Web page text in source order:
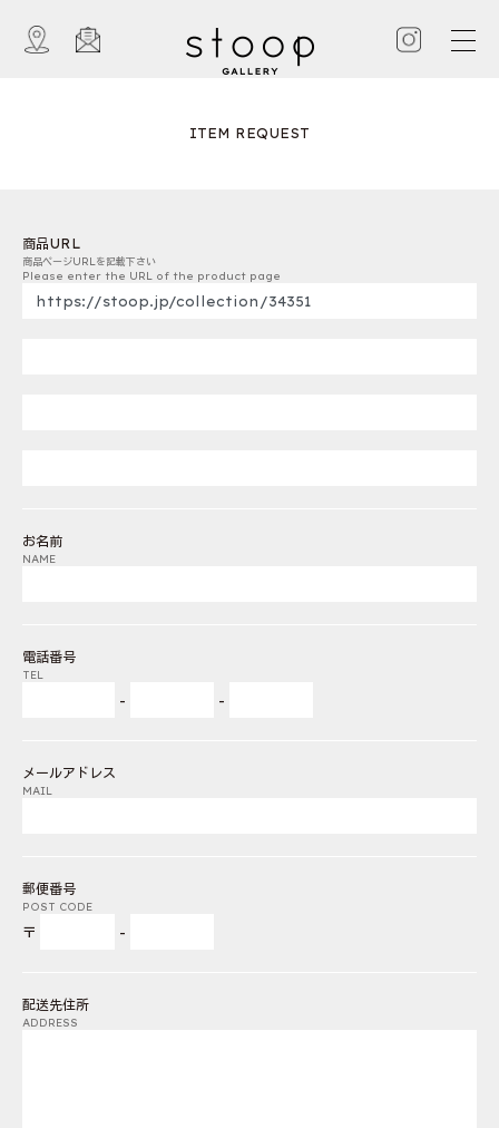
ITEM REQUEST
商品URL
商品ページURLを記載下さい
Please enter the URL of the product page
お名前
NAME
電話番号
TEL
- -
メールアドレス
MAIL
郵便番号
POST CODE
〒 -
配送先住所
ADDRESS